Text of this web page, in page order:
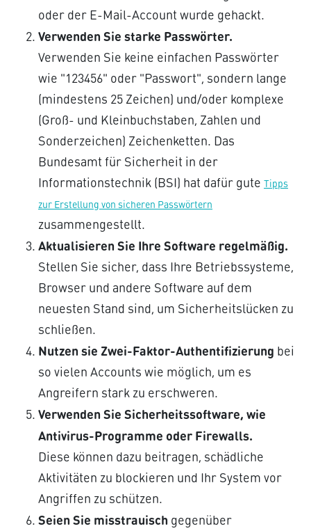
oder der E-Mail-Account wurde gehackt.
Verwenden Sie starke Passwörter.
Verwenden Sie keine einfachen Passwörter
wie "123456" oder "Passwort", sondern lange
(mindestens 25 Zeichen) und/oder komplexe
(Groß- und Kleinbuchstaben, Zahlen und
Sonderzeichen) Zeichenketten. Das
Bundesamt für Sicherheit in der
Informationstechnik (BSI) hat dafür gute Tipps
zur Erstellung von sicheren Passwörtern
zusammengestellt.
Aktualisieren Sie Ihre Software regelmäßig.
Stellen Sie sicher, dass Ihre Betriebssysteme,
Browser und andere Software auf dem
neuesten Stand sind, um Sicherheitslücken zu
schließen.
Nutzen sie Zwei-Faktor-Authentifizierung bei
so vielen Accounts wie möglich, um es
Angreifern stark zu erschweren.
Verwenden Sie Sicherheitssoftware, wie
Antivirus-Programme oder Firewalls.
Diese können dazu beitragen, schädliche
Aktivitäten zu blockieren und Ihr System vor
Angriffen zu schützen.
Seien Sie misstrauisch gegenüber